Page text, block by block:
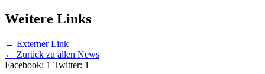
Weitere Links
→ Externer Link
← Zurück zu allen News
Facebook: 1 Twitter: 1